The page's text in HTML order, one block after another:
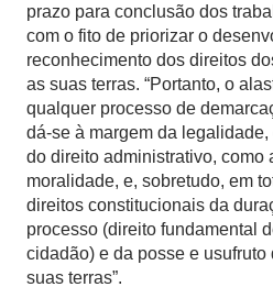
prazo para conclusão dos
com o fito de priorizar o
reconhecimento dos direitos
as suas terras. “Portanto, o
qualquer processo de
dá-se à margem da
do direito administrativo, como
moralidade, e, sobretudo, em
direitos constitucionais da
processo (direito fundamental
cidadão) e da posse e
suas terras”.